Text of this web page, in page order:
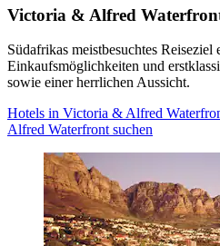
Victoria & Alfred
Südafrikas meistbesuchtes
Einkaufsmöglichkeiten und
sowie einer herrlichen Aussicht.
Hotels in Victoria & Alfred
Alfred Waterfront suchen